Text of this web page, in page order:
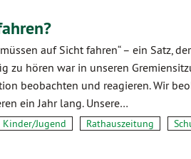
müssen auf Sicht fahren“ – ein Satz,
zu hören war in unseren
beobachten und reagieren. Wir
ein Jahr lang. Unsere…
Kinder/Jugend Rathauszeitung